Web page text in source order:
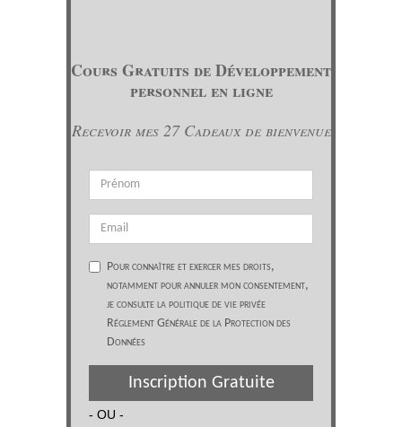
Cours Gratuits de Développement
personnel en ligne
Recevoir mes 27 Cadeaux de bienvenue
Pour connaître et exercer mes droits,
notamment pour annuler mon consentement,
je consulte la politique de vie privée
Réglement Générale de la Protection des
Données
Inscription Gratuite
- OU -